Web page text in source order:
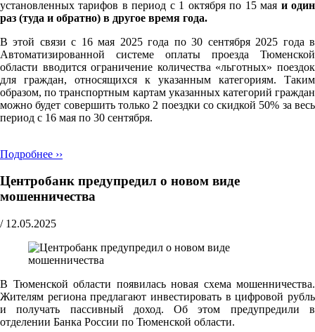
установленных тарифов в период с 1 октября по 15 мая и один
раз (туда и обратно) в другое время года.
В этой связи с 16 мая 2025 года по 30 сентября 2025 года в
Автоматизированной системе оплаты проезда Тюменской
области вводится ограничение количества «льготных» поездок
для граждан, относящихся к указанным категориям. Таким
образом, по транспортным картам указанных категорий граждан
можно будет совершить только 2 поездки со скидкой 50% за весь
период с 16 мая по 30 сентября.
Подробнее ››
Центробанк предупредил о новом виде
мошенничества
/ 12.05.2025
В Тюменской области появилась новая схема мошенничества.
Жителям региона предлагают инвестировать в цифровой рубль
и получать пассивный доход. Об этом предупредили в
отделении Банка России по Тюменской области.